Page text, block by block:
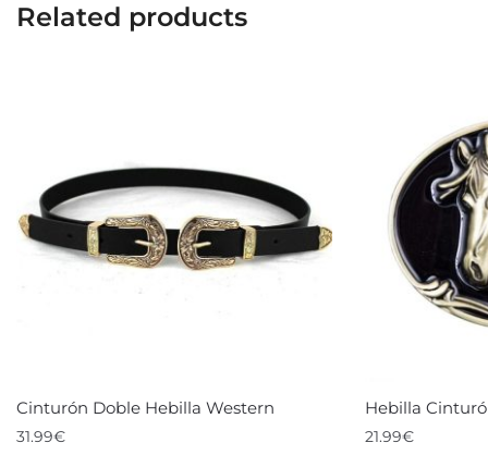
Related products
Cinturón Doble Hebilla Western
31.99€
Hebilla
21.99€